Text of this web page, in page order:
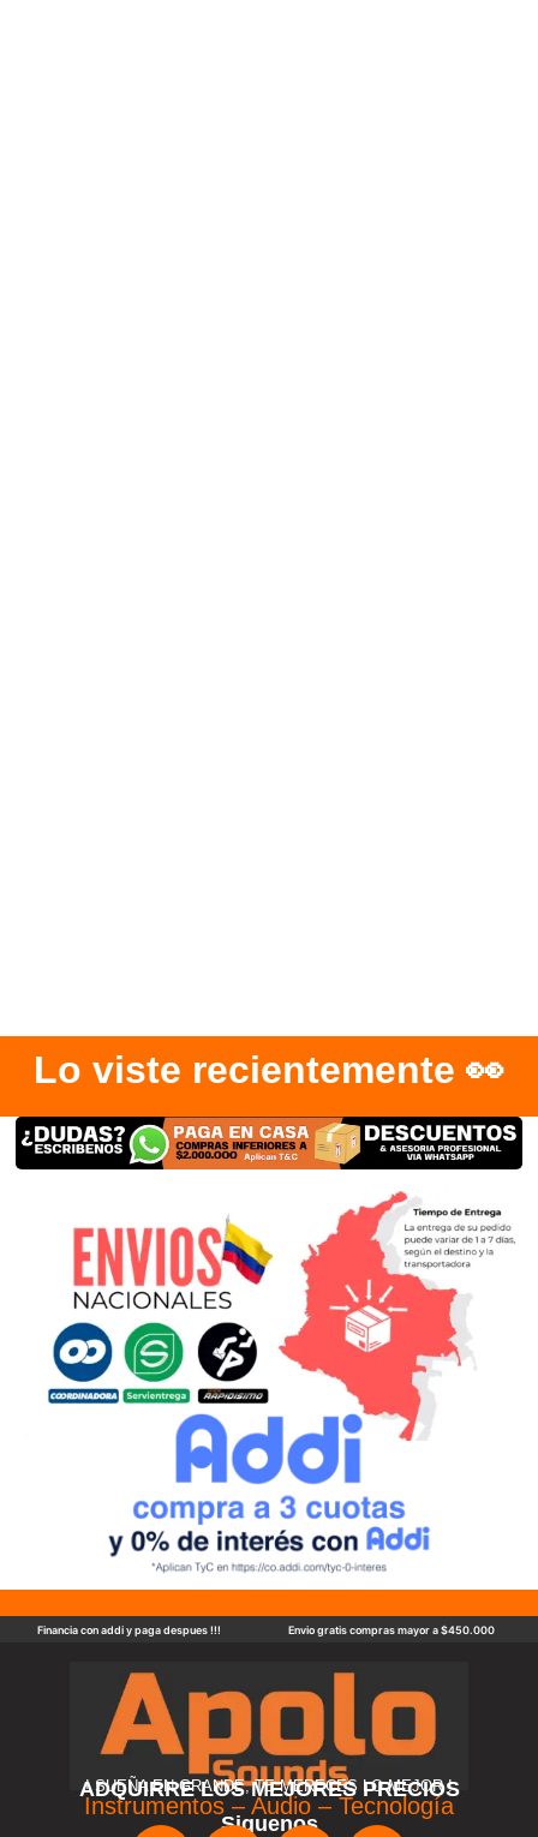
Lo viste recientemente 👀
Financia con addi y paga despues !!! Envio gratis compras mayor a $450.000
ADQUIRRE LOS MEJORES PRECIOS
! SUEÑA EN GRANDE, TE MERECES LO MEJOR !
Instrumentos – Audio – Tecnología
Siguenos